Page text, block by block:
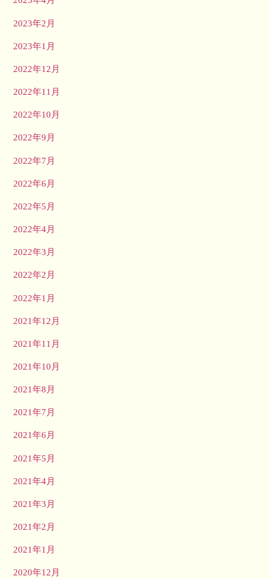
2023年2月
2023年1月
2022年12月
2022年11月
2022年10月
2022年9月
2022年7月
2022年6月
2022年5月
2022年4月
2022年3月
2022年2月
2022年1月
2021年12月
2021年11月
2021年10月
2021年8月
2021年7月
2021年6月
2021年5月
2021年4月
2021年3月
2021年2月
2021年1月
2020年12月